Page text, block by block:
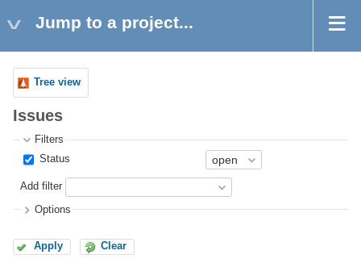
Jump to a project...
Tree view
Issues
Filters
Status
Add filter
Options
Apply Clear